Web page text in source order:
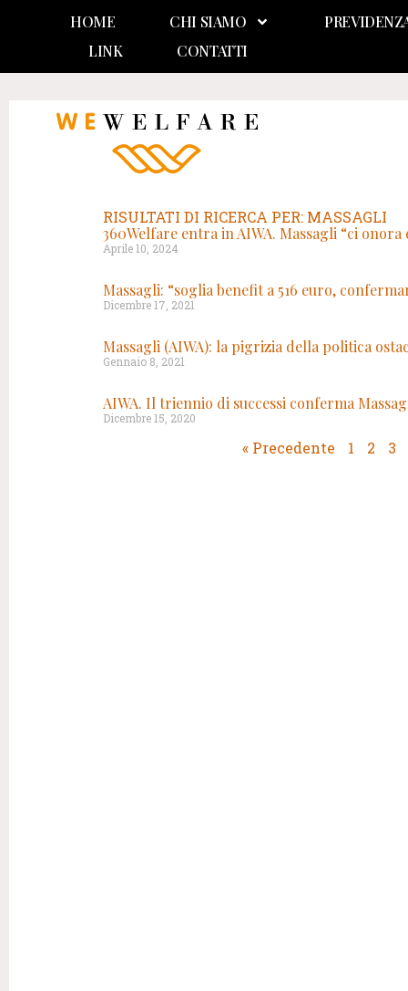
HOME CHI SIAMO
LINK
CONTATTI
RISULTATI DI RICERCA PER: MASSAGLI
360Welfare entra in AIWA. Massagli “ci
Aprile 10, 2024
Massagli: “soglia benefit a 516 euro,
Dicembre 17, 2021
Massagli (AIWA): la pigrizia della politica
Gennaio 8, 2021
AIWA. Il triennio di successi conferma
Dicembre 15, 2020
« Precedente 1 2 3